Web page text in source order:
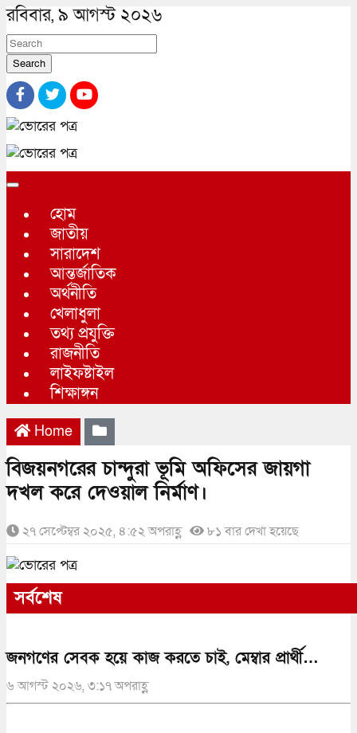
রবিবার, ৯ আগস্ট ২০২৬
Search
হোম
জাতীয়
সারাদেশ
আন্তর্জাতিক
অর্থনীতি
খেলাধুলা
তথ্য প্রযুক্তি
রাজনীতি
লাইফষ্টাইল
শিক্ষাঙ্গন
Home
বিজয়নগরের চান্দুরা ভূমি অফিসের জায়গা
দখল করে দেওয়াল নির্মাণ।
২৭ সেপ্টেম্বর ২০২৫, ৪:৫২ অপরাহ্ণ ৮১ বার দেখা হয়েছে
সর্বশেষ
জনগণের সেবক হয়ে কাজ করতে চাই, মেম্বার প্রার্থী…
৬ আগস্ট ২০২৬, ৩:১৭ অপরাহ্ণ